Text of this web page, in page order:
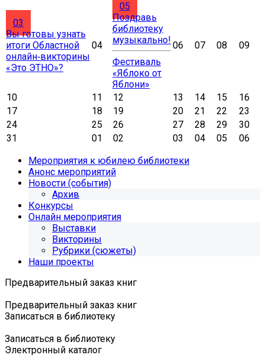
03
Вы готовы узнать
итоги Областной
онлайн‑викторины
«Это ЭТНО»?
04
05
Поздравь
библиотеку
музыкально!
Фестиваль
«Яблоко от
Яблони»
06 07 08 09
10 11 12 13 14 15
16
17
18 19 20 21 22
23
24
25 26 27 28 29
30
31
01 02 03 04 05
06
Мероприятия к юбилею библиотеки
Анонс мероприятий
Новости (события)
Архив
Конкурсы
Онлайн мероприятия
Выставки
Викторины
Рубрики (сюжеты)
Наши проекты
Предварительный заказ книг
Предварительный заказ книг
Записаться в библиотеку
Записаться в библиотеку
Электронный каталог